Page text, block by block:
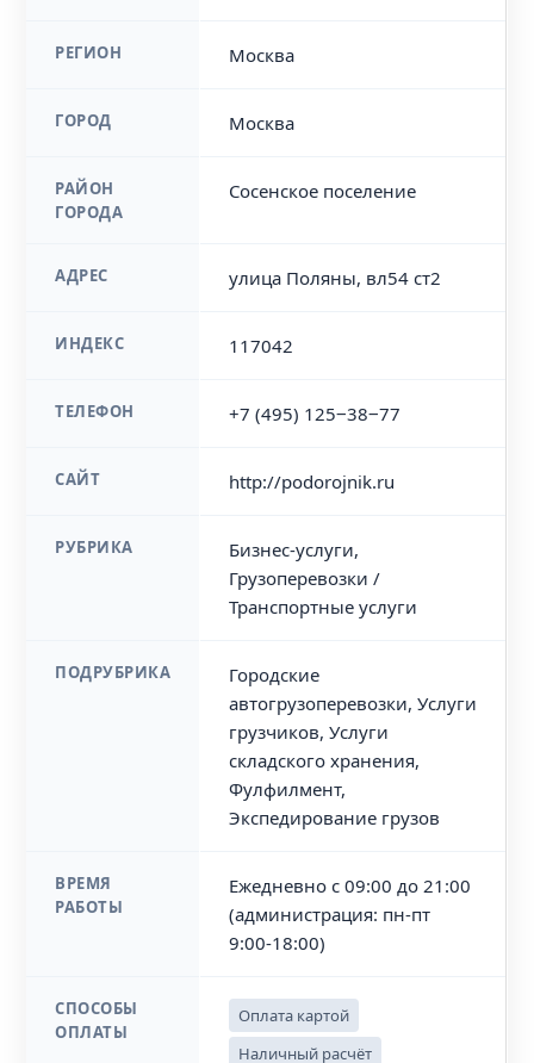
РЕГИОН Москва
ГОРОД Москва
РАЙОН
ГОРОДА
Сосенское поселение
АДРЕС улица Поляны, вл54 ст2
ИНДЕКС 117042
ТЕЛЕФОН +7 (495) 125‒38‒77
САЙТ http://podorojnik.ru
РУБРИКА
Бизнес-услуги,
Грузоперевозки /
Транспортные услуги
ПОДРУБРИКА
Городские
автогрузоперевозки, Услуги
грузчиков, Услуги
складского хранения,
Фулфилмент,
Экспедирование грузов
ВРЕМЯ
РАБОТЫ
Ежедневно с 09:00 до 21:00
(администрация: пн-пт
9:00-18:00)
СПОСОБЫ
ОПЛАТЫ
Оплата картой
Наличный расчёт